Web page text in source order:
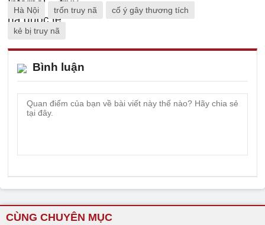
Hà Nội trốn truy nã cố ý gây thương tích
kẻ bị truy nã
Bình luận
CÙNG CHUYÊN MỤC